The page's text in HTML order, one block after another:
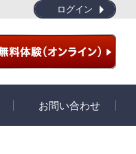
ログイン
お問い合わせ